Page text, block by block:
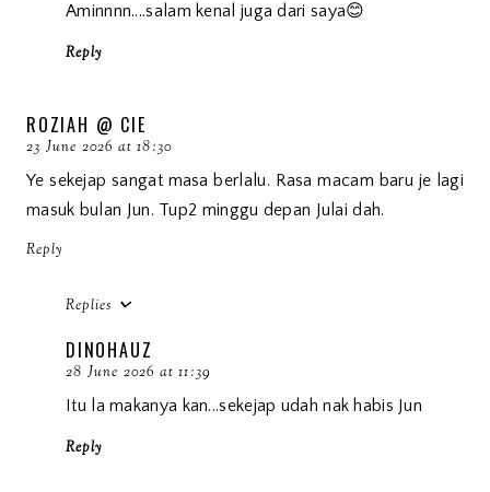
Aminnnn....salam kenal juga dari saya😊
Reply
ROZIAH @ CIE
23 June 2026 at 18:30
Ye sekejap sangat masa berlalu. Rasa macam baru je lagi
masuk bulan Jun. Tup2 minggu depan Julai dah.
Reply
Replies
DINOHAUZ
28 June 2026 at 11:39
Itu la makanya kan...sekejap udah nak habis Jun
Reply